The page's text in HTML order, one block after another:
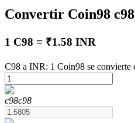
Futuros que utilizan USDT
Convertir Coin98 c98
1 C98 = ₹1.58 INR
C98 a INR: 1 Coin98 se
c98c98